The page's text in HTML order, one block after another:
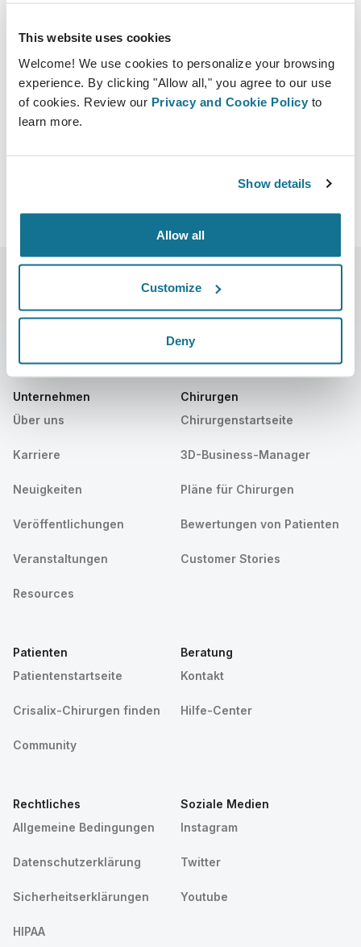
This website uses cookies
Welcome! We use cookies to personalize your browsing
experience. By clicking "Allow all," you agree to our use
of cookies. Review our Privacy and Cookie Policy to
learn more.
Show details
Allow all
Customize
Deny
Unternehmen
Über uns
Karriere
Neuigkeiten
Veröffentlichungen
Veranstaltungen
Resources
Chirurgen
Chirurgenstartseite
3D-Business-Manager
Pläne für Chirurgen
Bewertungen von Patienten
Customer Stories
Patienten
Patientenstartseite
Crisalix-Chirurgen finden
Community
Beratung
Kontakt
Hilfe-Center
Rechtliches
Allgemeine Bedingungen
Datenschutzerklärung
Sicherheitserklärungen
HIPAA
Soziale Medien
Instagram
Twitter
Youtube